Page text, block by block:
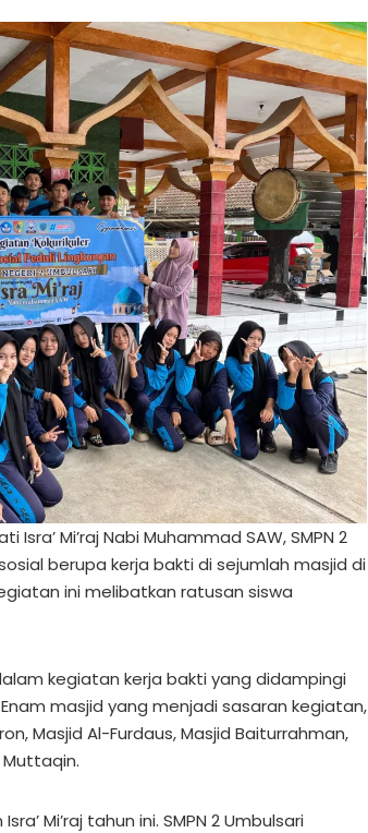
Mi’raj Nabi Muhammad SAW, SMPN 2
berupa kerja bakti di sejumlah masjid di
ini melibatkan ratusan siswa
kegiatan kerja bakti yang didampingi
masjid yang menjadi sasaran kegiatan,
Masjid Al-Furdaus, Masjid Baiturrahman,
Muttaqin.
Mi’raj tahun ini. SMPN 2 Umbulsari